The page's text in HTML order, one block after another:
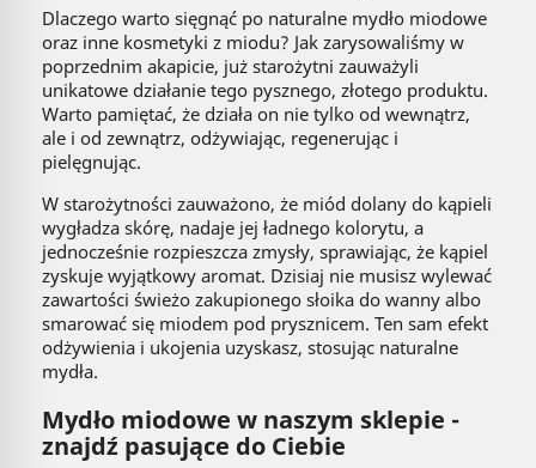
Dlaczego warto sięgnąć po naturalne mydło miodowe
oraz inne kosmetyki z miodu? Jak zarysowaliśmy w
poprzednim akapicie, już starożytni zauważyli
unikatowe działanie tego pysznego, złotego produktu.
Warto pamiętać, że działa on nie tylko od wewnątrz,
ale i od zewnątrz, odżywiając, regenerując i
pielęgnując.
W starożytności zauważono, że miód dolany do kąpieli
wygładza skórę, nadaje jej ładnego kolorytu, a
jednocześnie rozpieszcza zmysły, sprawiając, że kąpiel
zyskuje wyjątkowy aromat. Dzisiaj nie musisz wylewać
zawartości świeżo zakupionego słoika do wanny albo
smarować się miodem pod prysznicem. Ten sam efekt
odżywienia i ukojenia uzyskasz, stosując naturalne
mydła.
Mydło miodowe w naszym sklepie -
znajdź pasujące do Ciebie